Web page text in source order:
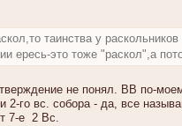
таинства у
ересь-это тоже "раскол",а
не понял. ВВ по-
2-го вс. собора - да, все
7-е 2 Вс.